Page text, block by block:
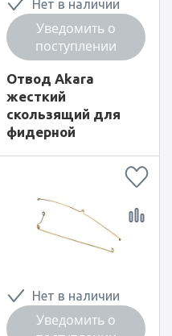
Нет в наличии
Уведомить о
поступлении
Отвод Akara
жесткий
скользящий для
фидерной
Нет в наличии
Уведомить о